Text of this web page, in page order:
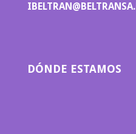
DÓNDE ESTAMOS